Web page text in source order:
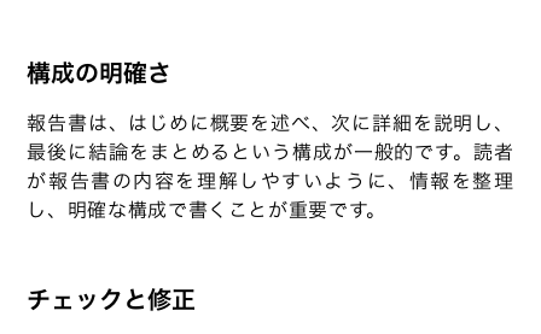
構成の明確さ
報告書は、はじめに概要を述べ、次に詳細を説明し、
最後に結論をまとめるという構成が一般的です。読者
が報告書の内容を理解しやすいように、情報を整理
し、明確な構成で書くことが重要です。
チェックと修正